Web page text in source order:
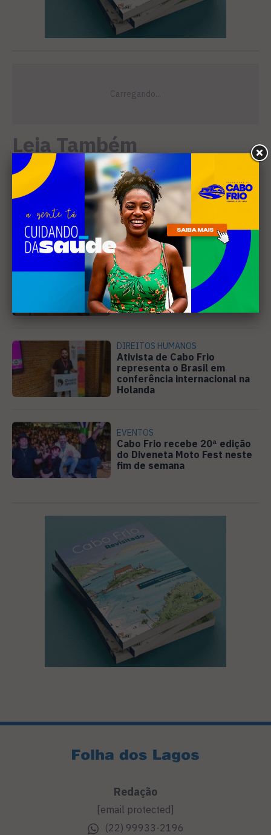
Leia Também
EDUCAÇÃO
Projeto "Interlinhas" lança
concurso de redação para
estudantes do ensino médio
em Cabo Frio
SANEAMENTO
Câmara de Búzios aprova
audiência pública para
discutir atuação e serviços
da Prolagos
DIREITOS HUMANOS
Ativista de Cabo Frio
representa o Brasil em
conferência internacional na
Holanda
EVENTOS
Cabo Frio recebe 20ª edição
do Diveneta Moto Fest neste
fim de semana
Redação
[email protected]
(22) 99933-2196